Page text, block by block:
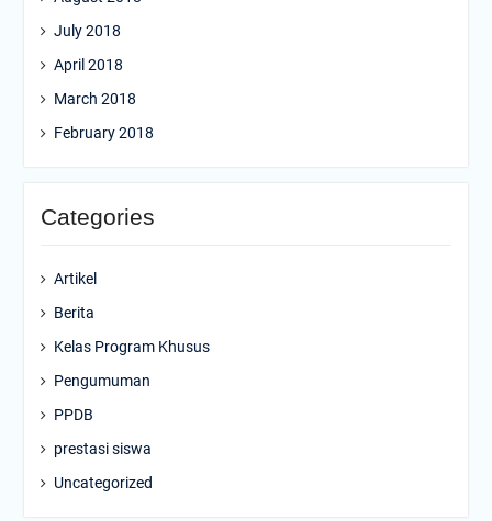
July 2018
April 2018
March 2018
February 2018
Categories
Artikel
Berita
Kelas Program Khusus
Pengumuman
PPDB
prestasi siswa
Uncategorized